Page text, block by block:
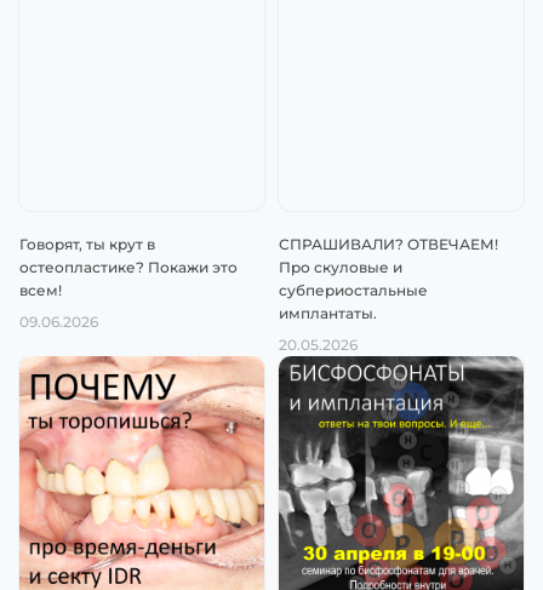
Говорят, ты крут в
остеопластике? Покажи это
всем!
09.06.2026
СПРАШИВАЛИ? ОТВЕЧАЕМ!
Про скуловые и
субпериостальные
имплантаты.
20.05.2026